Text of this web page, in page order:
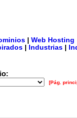
| Web Hosting
Industrias
[Pág.